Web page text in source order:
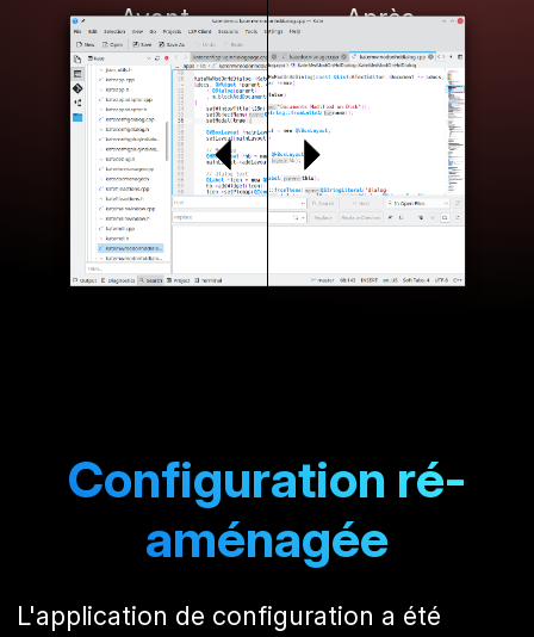
Avant
Après
Configuration ré-
aménagée
L'application de configuration a été